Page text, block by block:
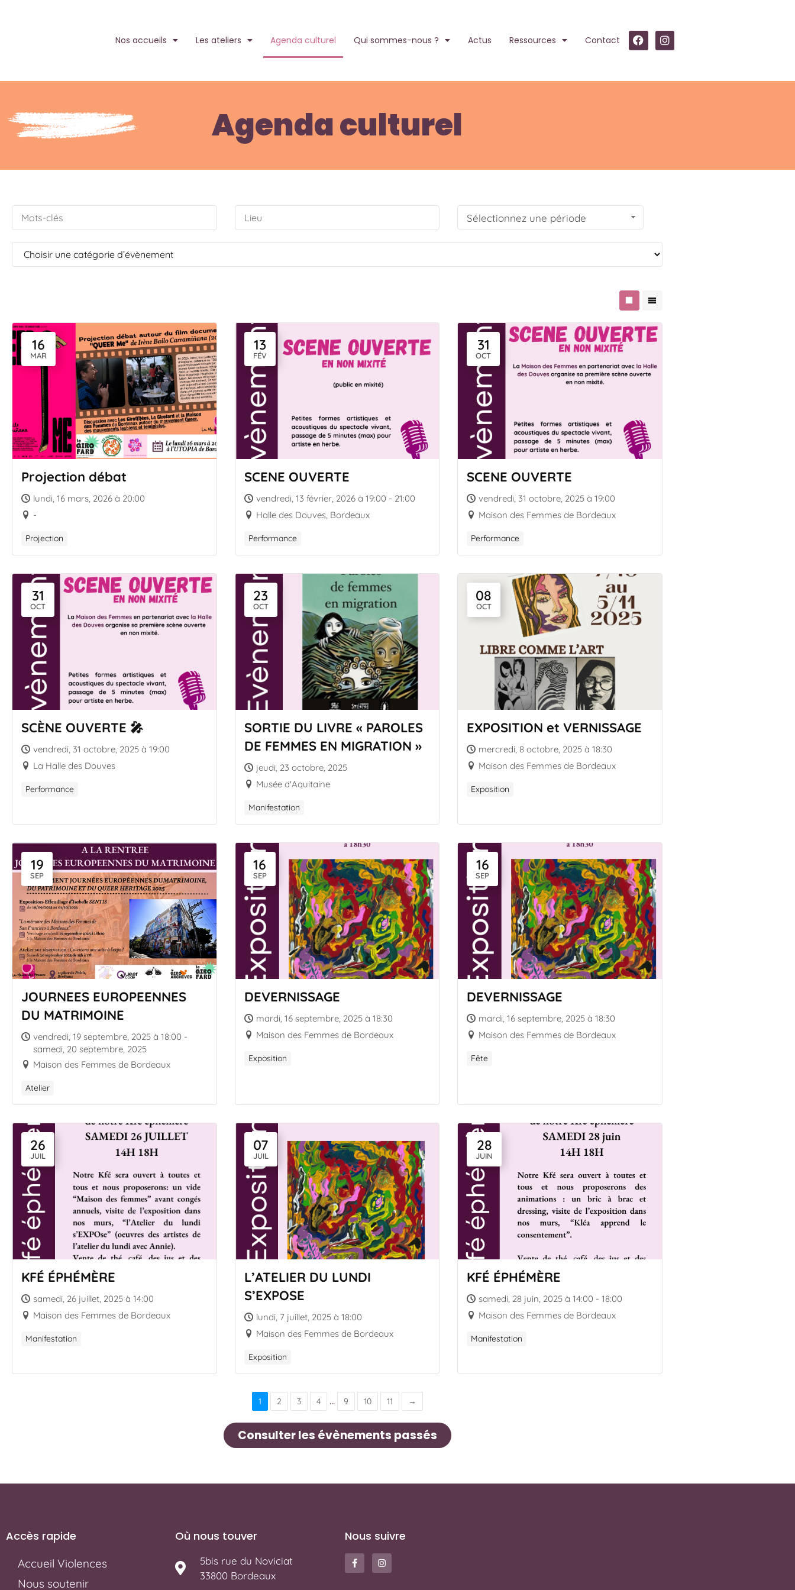
Nos accueils Les ateliers Agenda culturel Qui sommes-nous ? Actus Ressources Contact
Agenda culturel
Sélectionnez une période
16
MAR
Projection débat
lundi, 16 mars, 2026 à 20:00
-
Projection
13
FÉV
SCENE OUVERTE
vendredi, 13 février, 2026 à 19:00 - 21:00
Halle des Douves, Bordeaux
Performance
31
OCT
SCENE OUVERTE
vendredi, 31 octobre, 2025 à 19:00
Maison des Femmes de Bordeaux
Performance
31
OCT
SCÈNE OUVERTE 🎤
vendredi, 31 octobre, 2025 à 19:00
La Halle des Douves
Performance
23
OCT
SORTIE DU LIVRE « PAROLES
DE FEMMES EN MIGRATION »
jeudi, 23 octobre, 2025
Musée d'Aquitaine
Manifestation
08
OCT
EXPOSITION et VERNISSAGE
mercredi, 8 octobre, 2025 à 18:30
Maison des Femmes de Bordeaux
Exposition
19
SEP
JOURNEES EUROPEENNES
DU MATRIMOINE
vendredi, 19 septembre, 2025 à 18:00 -
samedi, 20 septembre, 2025
Maison des Femmes de Bordeaux
Atelier
16
SEP
DEVERNISSAGE
mardi, 16 septembre, 2025 à 18:30
Maison des Femmes de Bordeaux
Exposition
16
SEP
DEVERNISSAGE
mardi, 16 septembre, 2025 à 18:30
Maison des Femmes de Bordeaux
Fête
26
JUIL
KFÉ ÉPHÉMÈRE
samedi, 26 juillet, 2025 à 14:00
Maison des Femmes de Bordeaux
Manifestation
07
JUIL
L’ATELIER DU LUNDI
S’EXPOSE
lundi, 7 juillet, 2025 à 18:00
Maison des Femmes de Bordeaux
Exposition
28
JUIN
KFÉ ÉPHÉMÈRE
samedi, 28 juin, 2025 à 14:00 - 18:00
Maison des Femmes de Bordeaux
Manifestation
1 2 3 4 ... 9 10 11 →
Consulter les évènements passés
Accès rapide
Accueil Violences
Nous soutenir
Où nous touver
5bis rue du Noviciat
33800 Bordeaux
Nous suivre